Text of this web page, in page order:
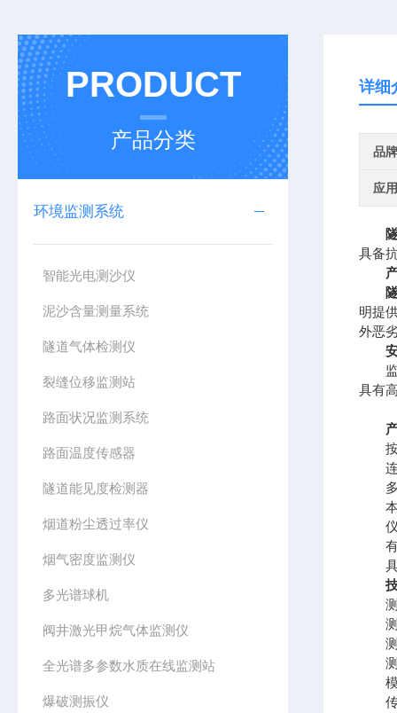
PRODUCT
产品分类
环境监测系统
智能光电测沙仪
泥沙含量测量系统
隧道气体检测仪
裂缝位移监测站
路面状况监测系统
路面温度传感器
隧道能见度检测器
烟道粉尘透过率仪
烟气密度监测仪
多光谱球机
阀井激光甲烷气体监测仪
全光谱多参数水质在线监测站
爆破测振仪
详细
品牌
应
具备
明提
外恶
监测
具有
按照
连
多
本
仪
有
具
测
测
测
测
模
传